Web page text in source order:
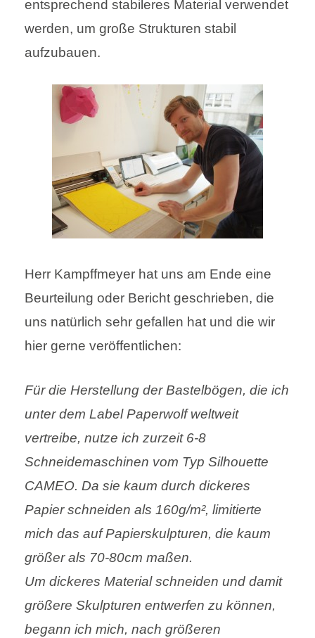
entsprechend stabileres Material verwendet
werden, um große Strukturen stabil
aufzubauen.
Herr Kampffmeyer hat uns am Ende eine
Beurteilung oder Bericht geschrieben, die
uns natürlich sehr gefallen hat und die wir
hier gerne veröffentlichen:
Für die Herstellung der Bastelbögen, die ich
unter dem Label Paperwolf weltweit
vertreibe, nutze ich zurzeit 6-8
Schneidemaschinen vom Typ Silhouette
CAMEO. Da sie kaum durch dickeres
Papier schneiden als 160g/m², limitierte
mich das auf Papierskulpturen, die kaum
größer als 70-80cm maßen.
Um dickeres Material schneiden und damit
größere Skulpturen entwerfen zu können,
begann ich mich, nach größeren